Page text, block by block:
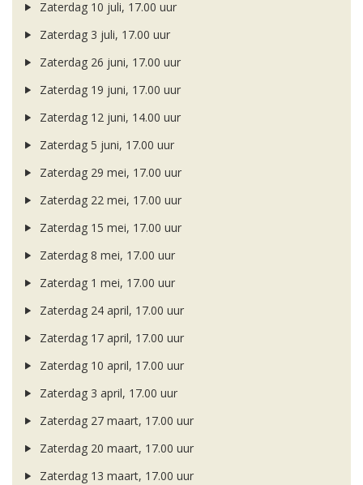
Zaterdag 10 juli, 17.00 uur
Zaterdag 3 juli, 17.00 uur
Zaterdag 26 juni, 17.00 uur
Zaterdag 19 juni, 17.00 uur
Zaterdag 12 juni, 14.00 uur
Zaterdag 5 juni, 17.00 uur
Zaterdag 29 mei, 17.00 uur
Zaterdag 22 mei, 17.00 uur
Zaterdag 15 mei, 17.00 uur
Zaterdag 8 mei, 17.00 uur
Zaterdag 1 mei, 17.00 uur
Zaterdag 24 april, 17.00 uur
Zaterdag 17 april, 17.00 uur
Zaterdag 10 april, 17.00 uur
Zaterdag 3 april, 17.00 uur
Zaterdag 27 maart, 17.00 uur
Zaterdag 20 maart, 17.00 uur
Zaterdag 13 maart, 17.00 uur